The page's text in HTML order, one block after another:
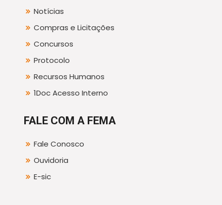
Notícias
Compras e Licitações
Concursos
Protocolo
Recursos Humanos
1Doc Acesso Interno
FALE COM A FEMA
Fale Conosco
Ouvidoria
E-sic